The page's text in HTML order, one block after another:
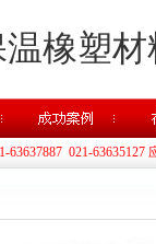
温橡塑
021-63635127